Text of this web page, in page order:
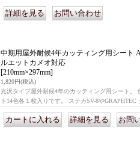
中期用屋外耐候4年カッティング用シート
ルエットカメオ対応
[210mm×297mm]
1,820円(税込)
光沢タイプ屋外耐候4年のカッティング用シート。
ト14色各１枚入りです。 ステカSV-8や